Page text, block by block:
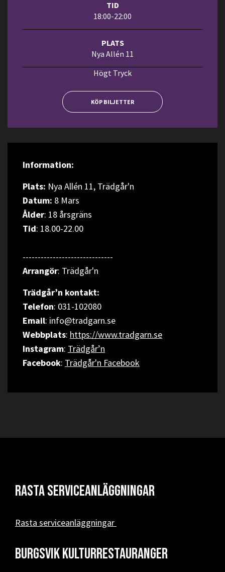
TID
18:00-22:00
PLATS
Nya Allén 11
Högt Tryck
KÖP BILJETTER
Information:
Plats: Nya Allén 11, Trädgår'n
Datum: 8 Mars
Ålder: 18 årsgräns
Tid: 18.00-22.00
------------------------------
Arrangör: Trädgår'n
Trädgår’n kontakt:
Telefon: 031-102080
Email: info@tradgarn.se
Webbplats: https://www.tradgarn.se
Instagram: Trädgår’n
Facebook: Trädgår'n Facebook
Rasta serviceanläggningar
Rasta serviceanläggningar
Burgsvik kulturrestauranger